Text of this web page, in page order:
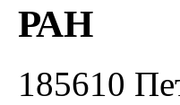
РАН
185610